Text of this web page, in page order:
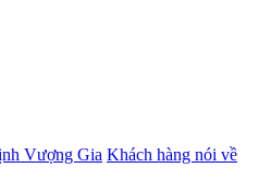
Vượng Gia Khách hàng nói về